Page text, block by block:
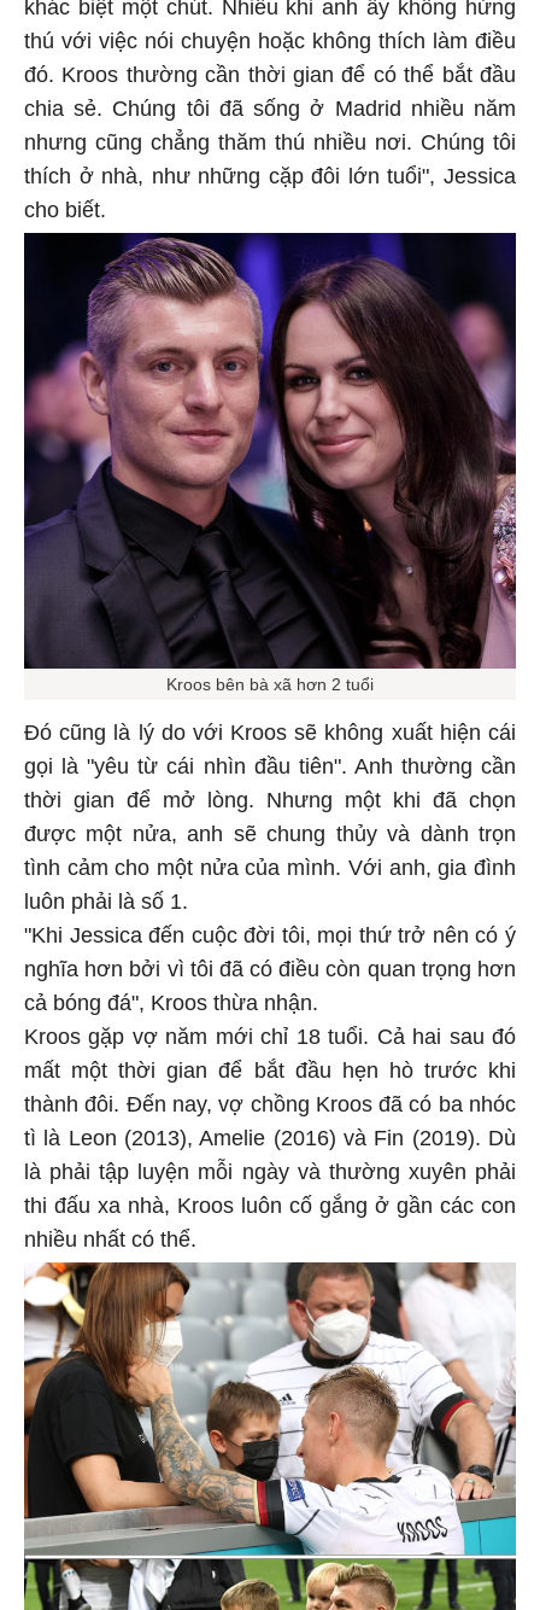
thú với việc nói chuyện hoặc không thích làm điều
đó. Kroos thường cần thời gian để có thể bắt đầu
chia sẻ. Chúng tôi đã sống ở Madrid nhiều năm
nhưng cũng chẳng thăm thú nhiều nơi. Chúng tôi
thích ở nhà, như những cặp đôi lớn tuổi", Jessica
cho biết.
Kroos bên bà xã hơn 2 tuổi
Đó cũng là lý do với Kroos sẽ không xuất hiện cái
gọi là "yêu từ cái nhìn đầu tiên". Anh thường cần
thời gian để mở lòng. Nhưng một khi đã chọn
được một nửa, anh sẽ chung thủy và dành trọn
tình cảm cho một nửa của mình. Với anh, gia đình
luôn phải là số 1.
"Khi Jessica đến cuộc đời tôi, mọi thứ trở nên có ý
nghĩa hơn bởi vì tôi đã có điều còn quan trọng hơn
cả bóng đá", Kroos thừa nhận.
Kroos gặp vợ năm mới chỉ 18 tuổi. Cả hai sau đó
mất một thời gian để bắt đầu hẹn hò trước khi
thành đôi. Đến nay, vợ chồng Kroos đã có ba nhóc
tì là Leon (2013), Amelie (2016) và Fin (2019). Dù
là phải tập luyện mỗi ngày và thường xuyên phải
thi đấu xa nhà, Kroos luôn cố gắng ở gần các con
nhiều nhất có thể.